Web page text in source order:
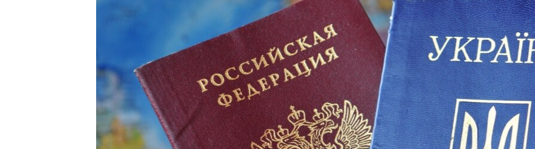
УКРАИНСКАЯ ПРОБЛЕМА КРЫМА